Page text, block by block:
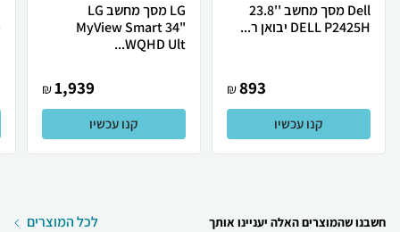
Dell מסך מחשב ''23.8
DELL P2425H יבואן ר...
893
₪
קנו עכשיו
LG מסך מחשב LG
MyView Smart 34"
WQHD Ult...
1,939
₪
קנו עכשיו
חשבנו שהמוצרים האלה יעניינו אותך לכל המוצרים